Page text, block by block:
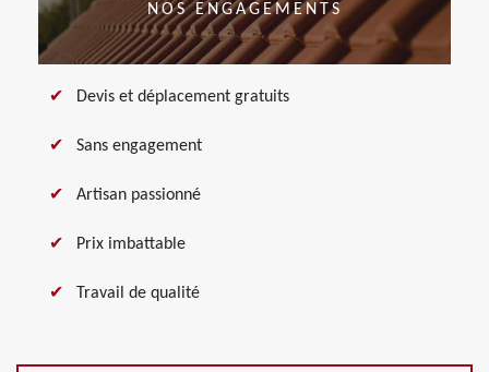
NOS ENGAGEMENTS
Devis et déplacement gratuits
Sans engagement
Artisan passionné
Prix imbattable
Travail de qualité